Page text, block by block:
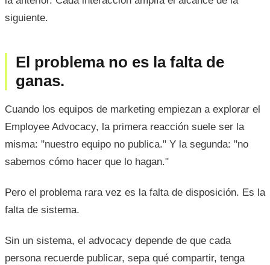
siguiente.
El problema no es la falta de
ganas.
Cuando los equipos de marketing empiezan a explorar el
Employee Advocacy, la primera reacción suele ser la
misma: "nuestro equipo no publica." Y la segunda: "no
sabemos cómo hacer que lo hagan."
Pero el problema rara vez es la falta de disposición. Es la
falta de sistema.
Sin un sistema, el advocacy depende de que cada
persona recuerde publicar, sepa qué compartir, tenga